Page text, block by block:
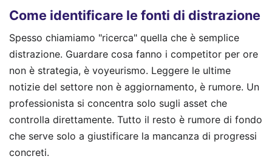
Come identificare le fonti di distrazione
Spesso chiamiamo "ricerca" quella che è semplice
distrazione. Guardare cosa fanno i competitor per ore
non è strategia, è voyeurismo. Leggere le ultime
notizie del settore non è aggiornamento, è rumore. Un
professionista si concentra solo sugli asset che
controlla direttamente. Tutto il resto è rumore di fondo
che serve solo a giustificare la mancanza di progressi
concreti.